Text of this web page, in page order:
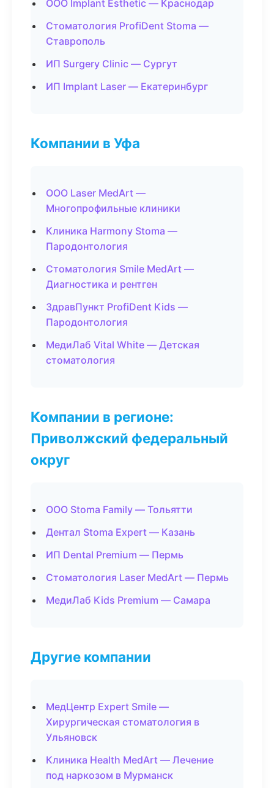
ООО Implant Esthetic — Краснодар
Стоматология ProfiDent Stoma —
Ставрополь
ИП Surgery Clinic — Сургут
ИП Implant Laser — Екатеринбург
Компании в Уфа
ООО Laser MedArt —
Многопрофильные клиники
Клиника Harmony Stoma —
Пародонтология
Стоматология Smile MedArt —
Диагностика и рентген
ЗдравПункт ProfiDent Kids —
Пародонтология
МедиЛаб Vital White — Детская
стоматология
Компании в регионе:
Приволжский федеральный
округ
ООО Stoma Family — Тольятти
Дентал Stoma Expert — Казань
ИП Dental Premium — Пермь
Стоматология Laser MedArt — Пермь
МедиЛаб Kids Premium — Самара
Другие компании
МедЦентр Expert Smile —
Хирургическая стоматология в
Ульяновск
Клиника Health MedArt — Лечение
под наркозом в Мурманск